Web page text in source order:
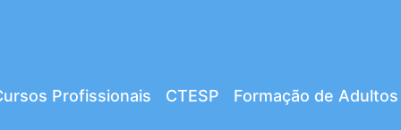
Profissionais CTESP Formação de Adultos